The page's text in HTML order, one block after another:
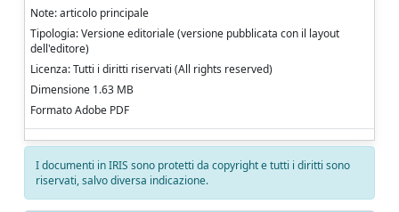
Note: articolo principale
Tipologia: Versione editoriale (versione pubblicata con il layout
dell'editore)
Licenza: Tutti i diritti riservati (All rights reserved)
Dimensione 1.63 MB
Formato Adobe PDF
I documenti in IRIS sono protetti da copyright e tutti i diritti sono
riservati, salvo diversa indicazione.